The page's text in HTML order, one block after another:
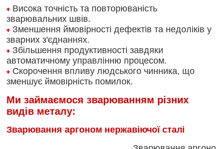
♦ Висока точність та повторюваність
зварювальних швів.
♦ Зменшення ймовірності дефектів та недоліків у
зварних з'єднаннях.
♦ Збільшення продуктивності завдяки
автоматичному управлінню процесом.
♦ Скорочення впливу людського чинника, що
зменшує ймовірність помилок.
Ми займаємося зварюванням різних
видів металу:
Зварювання аргоном нержавіючої сталі